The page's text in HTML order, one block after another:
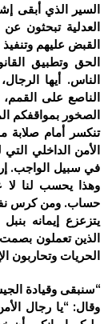
السير الذي أبقى
العدلية تبحثون عن
القبض عليهم وتنفيذ
الحق وتطبيق
الناس. أيها
الناصع على
الصخور بمواقفكم
تنكسر أمام صلابة
الأمن الداخلي
في سبيل الواجب.
وهذا يحسب لنا لا
حساب. ومن كرس
يتزعزع إيمانه
الذين تعملون
الحريات وتحاربون
“سنبقى وقيادة
وقال: “يا رجال